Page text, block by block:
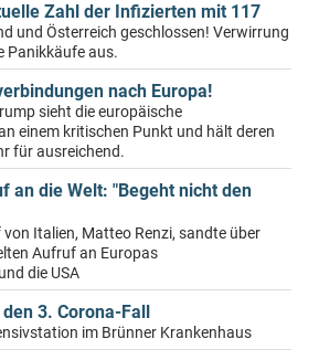
Zahl der Infizierten mit 117
und Österreich geschlossen! Verwirrung
Panikkäufe aus.
nach Europa!
sieht die europäische
einem kritischen Punkt und hält deren
für ausreichend.
an die Welt: "Begeht nicht den
von Italien, Matteo Renzi, sandte über
Aufruf an Europas
die USA
3. Corona-Fall
im Brünner Krankenhaus